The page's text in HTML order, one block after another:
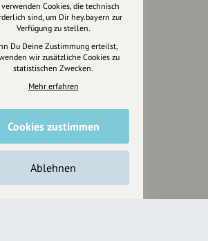
unterstützen Euch
Fotografie & mehr
Marketing
Design & Branding
Anakin Design
Unterstütze
unsere Plattform
Cookies, die technisch
sind, um Dir hey.bayern zur
Verfügung zu stellen.
Du Deine Zustimmung erteilst,
wir zusätzliche Cookies zu
statistischen Zwecken.
Mehr erfahren
Cookies zustimmen
Ablehnen